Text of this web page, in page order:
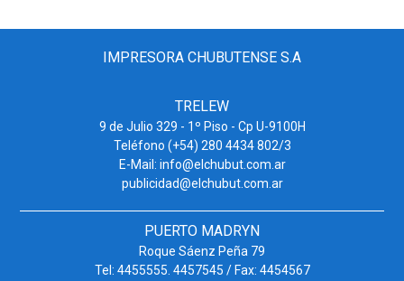
IMPRESORA CHUBUTENSE S.A
TRELEW
9 de Julio 329 - 1º Piso - Cp U-9100H
Teléfono (+54) 280 4434 802/3
E-Mail: info@elchubut.com.ar
publicidad@elchubut.com.ar
PUERTO MADRYN
Roque Sáenz Peña 79
Tel: 4455555. 4457545 / Fax: 4454567